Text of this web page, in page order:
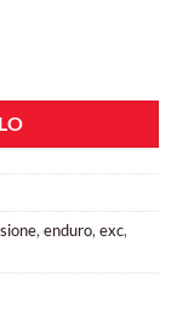
, enduro, exc,